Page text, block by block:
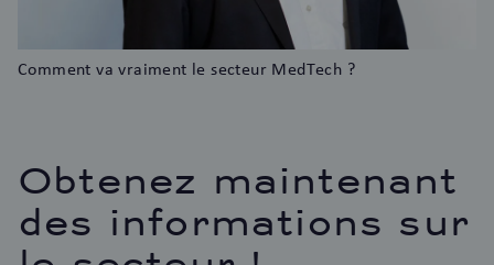
Comment va vraiment le secteur MedTech ?
Obtenez maintenant
des informations sur